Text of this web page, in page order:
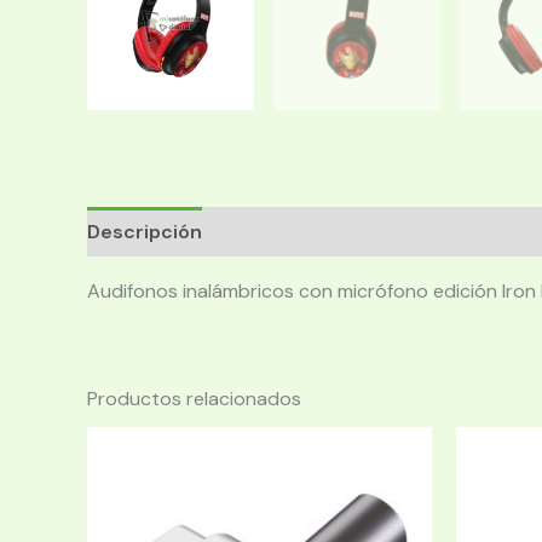
Descripción
Audifonos inalámbricos con micrófono edición Iron
Productos relacionados